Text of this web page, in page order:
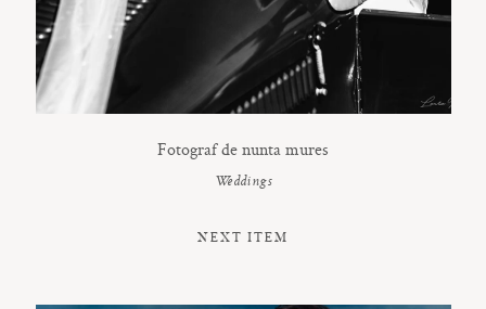
Fotograf de nunta mures
Weddings
NEXT ITEM